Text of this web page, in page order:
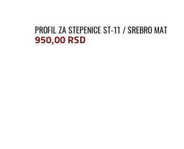
PROFIL ZA STEPENICE ST-11 / SREBRO MAT
950,00RSD